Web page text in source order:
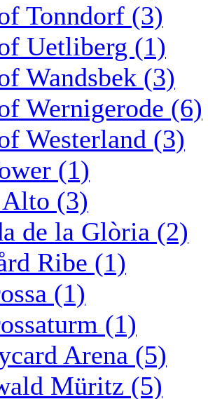
Tonndorf (3)
Uetliberg (1)
Wandsbek (3)
Wernigerode (6)
Westerland (3)
(1)
(3)
de la Glòria (2)
Ribe (1)
(1)
(1)
Arena (5)
Müritz (5)